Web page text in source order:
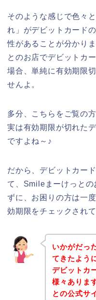
そのような感じで色々
れ」がデビットカード
性があることが分かり
とのお店でデビットカ
場合、単純に有効期限
せんよ。
多分、こちらをご覧の
実は有効期限が切れた
ですよね～♪
だから、デビットカー
て、Smileまーけっとの
ずに、お困りの方は一
効期限をチェックされ
いかがだっ
てきたよう
デビットカ
様々ありま
との公式サ